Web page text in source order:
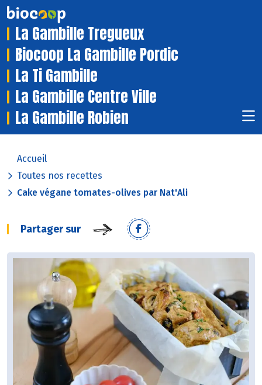
La Gambille Tregueux
Biocoop La Gambille Pordic
La Ti Gambille
La Gambille Centre Ville
La Gambille Robien
Accueil
Toutes nos recettes
Cake végane tomates-olives par Nat'Ali
Partager sur